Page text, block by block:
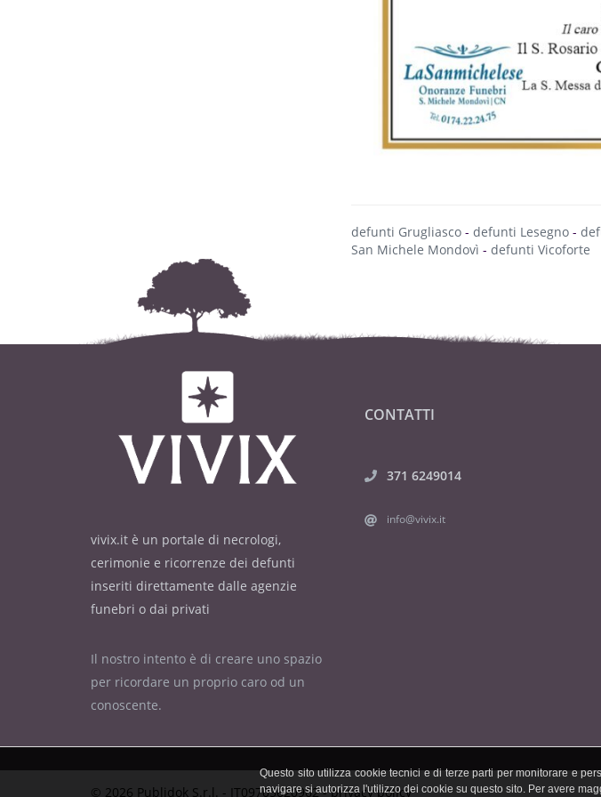
defunti Grugliasco- defunti Lesegno-
San Michele Mondovì - defunti Vicoforte
vivix.it è un portale di necrologi,
cerimonie e ricorrenze dei defunti
inseriti direttamente dalle agenzie
funebri o dai privati
Il nostro intento è di creare uno spazio
per ricordare un proprio caro od un
conoscente.
CONTATTI
371 6249014
info@vivix.it
© 2026 Publidok S.r.l. - IT09705620962 -privacy policy
Questo sito utilizza cookie tecnici e di terze parti per monitorare e
navigare si autorizza l'utilizzo dei cookie su questo sito. Per avere